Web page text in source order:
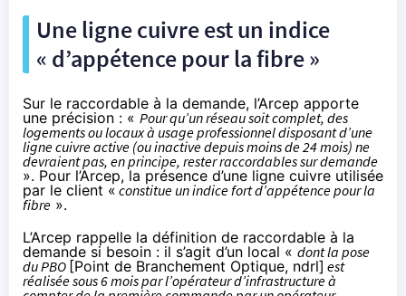
Une ligne cuivre est un indice
« d’appétence pour la fibre »
Sur le raccordable à la demande, l’Arcep apporte
une précision : « Pour qu’un réseau soit complet, des
logements ou locaux à usage professionnel disposant d’une
ligne cuivre active (ou inactive depuis moins de 24 mois) ne
devraient pas, en principe, rester raccordables sur demande
». Pour l’Arcep, la présence d’une ligne cuivre utilisée
par le client « constitue un indice fort d’appétence pour la
fibre ».
L’Arcep rappelle la définition de raccordable à la
demande si besoin : il s’agit d’un local « dont la pose
du PBO [Point de Branchement Optique, ndrl] est
réalisée sous 6 mois par l’opérateur d’infrastructure à